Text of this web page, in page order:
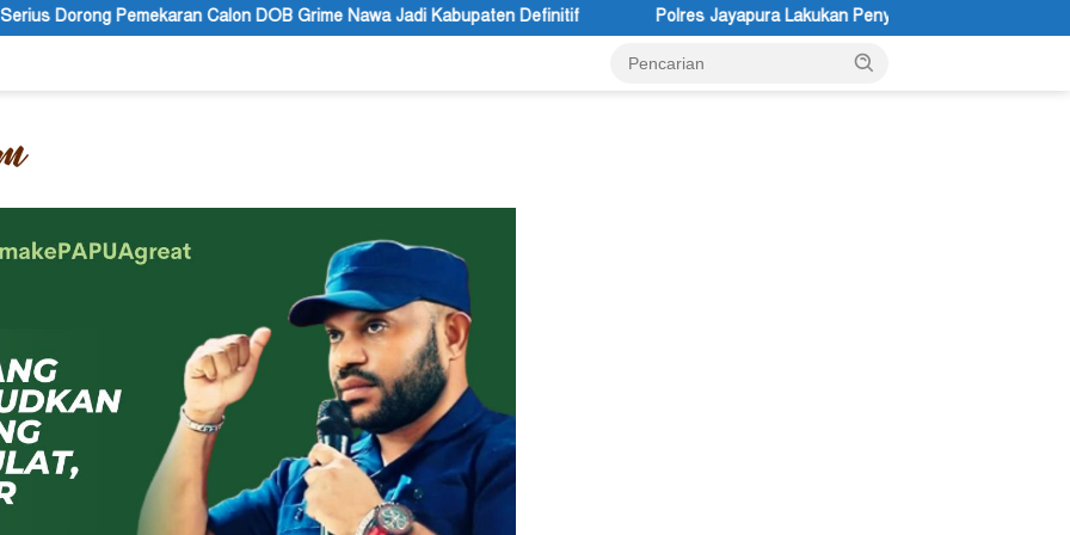
DOB Grime Nawa Jadi Kabupaten Definitif Polres Jayapura Lakukan Penyelidikan Pasca Keracunan Akibat Dugaan Menu MBG